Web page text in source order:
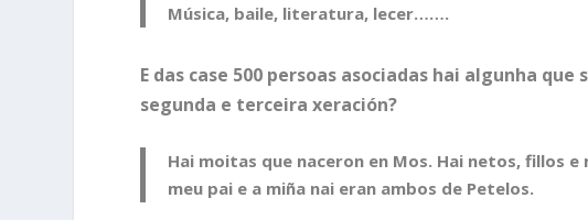
Música, baile, literatura, lecer…….
E das case 500 persoas asociadas hai algunha
segunda e terceira xeración?
Hai moitas que naceron en Mos. Hai netos, fillos e
meu pai e a miña nai eran ambos de Petelos.